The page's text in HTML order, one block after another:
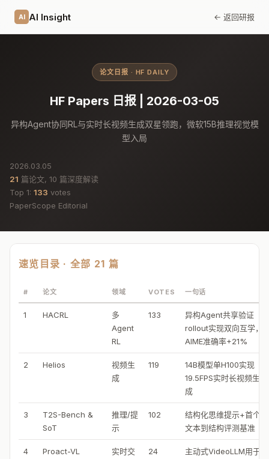
AI AI Insight ← 返回研报
论文日报 · HF DAILY
HF Papers 日报 | 2026-03-05
异构Agent协同RL与实时长视频生成双星领跑，微软15B推理视觉模
型入局
2026.03.05
21 篇论文, 10 篇深度解读
Top 1: 133 votes
PaperScope Editorial
速览目录 · 全部 21 篇
# 论文 领域 VOTES 一句话
1 HACRL
多
Agent
RL
133
异构Agent共享验证
rollout实现双向互学，
AIME准确率+21%
2 Helios
视频生
成
119
14B模型单H100实现
19.5FPS实时长视频生
成
3
T2S-Bench &
SoT
推理/提
示
102
结构化思维提示+首个
文本到结构评测基准
4 Proact-VL
实时交
24
主动式VideoLLM用于